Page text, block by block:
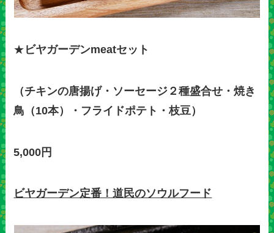
★ ビヤガーデンmeatセット
（チキンの唐揚げ・ソーセージ２種盛合せ・焼き
鳥（10本）・フライドポテト・枝豆）
5,000円
ビヤガーデン定番！道民のソウルフード